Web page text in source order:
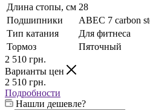
Длина стопы, см 28
Подшипники
АВЕС 7 carbon
Тип катания
Для фитнеса
Тормоз
Пяточный
2 510 грн.
Варианты цен
2 510 грн.
Подробности
Нашли дешевле?